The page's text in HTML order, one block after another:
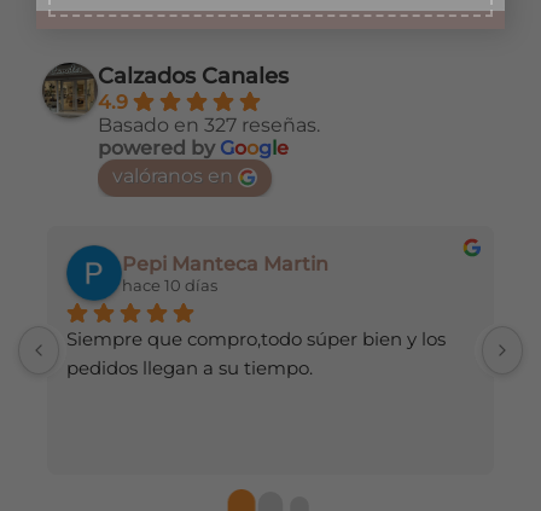
producto
variantes.
Las
opciones
se
pueden
la
página
de
producto
producto
producto
Calzados Canales
4.9
Basado en 327 reseñas.
powered by Google
valóranos en
Pepi Manteca Martin
hace 10 días
Siempre que compro,todo súper bien y los
pedidos llegan a su tiempo.